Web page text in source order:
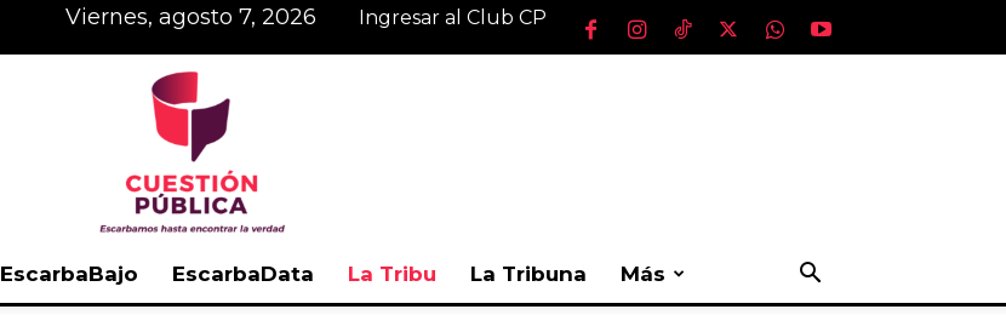
viernes, agosto 7, 2026 Ingresar al Club CP
EscarbaBajo EscarbaData La Tribu La Tribuna Más